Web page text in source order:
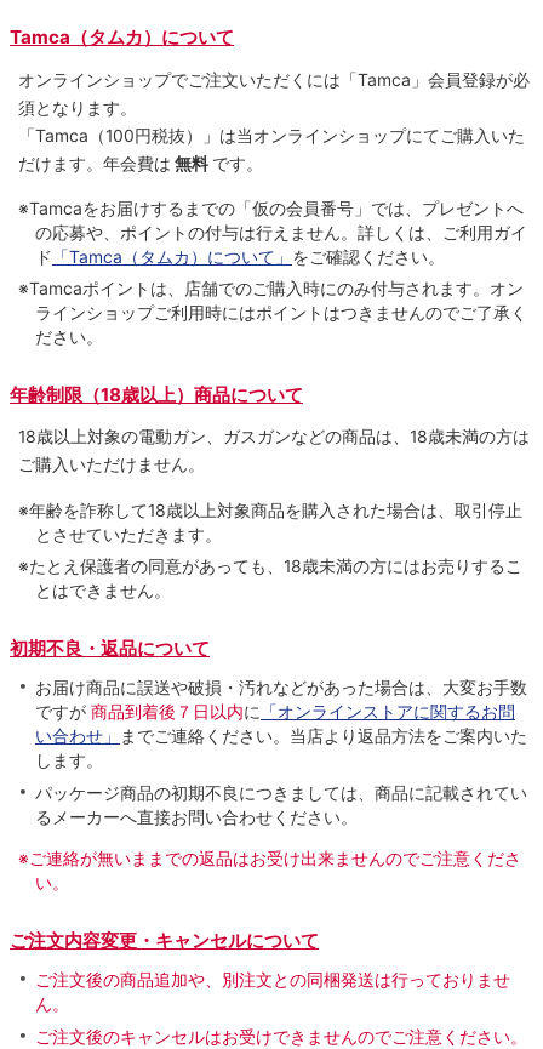
Tamca（タムカ）について
オンラインショップでご注⽂いただくには「Tamca」会員登録が必
須となります。
「Tamca （100円税抜）
」は当オンラインショップにてご購⼊いた
だけます。 年会費は 無料 です。
※Tamcaをお届けするまでの「仮の会員番号」では、プレゼントへ
の応募や、ポイントの付与は⾏えません。詳しくは、ご利⽤ガイ
ド 「Tamca（タムカ）について」 をご確認ください。
※Tamcaポイントは、店舗でのご購⼊時にのみ付与されます。オン
ラインショップご利用時にはポイントはつきませんのでご了承く
ださい。
年齢制限（18歳以上）商品について
18歳以上対象の電動ガン、ガスガンなどの商品は、18歳未満の方は
ご購入いただけません。
※年齢を詐称して18歳以上対象商品を購入された場合は、取引停止
とさせていただきます。
※たとえ保護者の同意があっても、18歳未満の方にはお売りするこ
とはできません。
初期不良・返品について
お届け商品に誤送や破損・汚れなどがあった場合は、大変お手数
ですが 商品到着後７日以内に 「オンラインストアに関するお問
い合わせ」
までご連絡ください。当店より返品方法をご案内いた
します。
パッケージ商品の初期不良につきましては、商品に記載されてい
るメーカーへ直接お問い合わせください。
※ご連絡が無いままでの返品はお受け出来ませんのでご注意くださ
い。
ご注文内容変更・キャンセルについて
ご注文後の商品追加や、別注文との同梱発送は行っておりませ
ん。
ご注文後のキャンセルはお受けできませんのでご注意ください。